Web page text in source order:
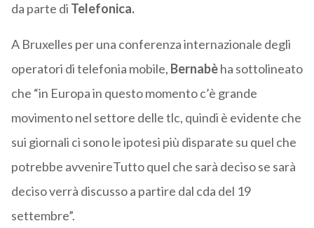
da parte di Telefonica.
A Bruxelles per una conferenza internazionale degli
operatori di telefonia mobile, Bernabèha sottolineato
che “in Europa in questo momento c’è grande
movimento nel settore delle tlc, quindi è evidente che
sui giornali ci sono le ipotesi più disparate su quel che
potrebbe avvenireTutto quel che sarà deciso se sarà
deciso verrà discusso a partire dal cda del 19
settembre”.